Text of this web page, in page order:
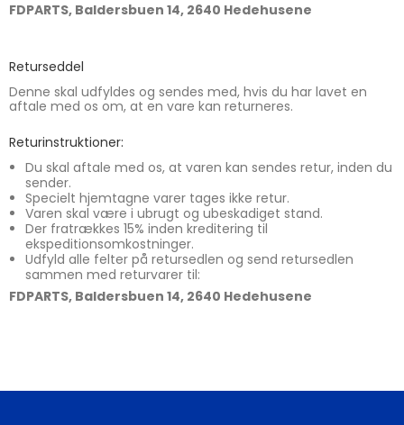
FDPARTS, Baldersbuen 14, 2640 Hedehusene
Returseddel
Denne skal udfyldes og sendes med, hvis du har lavet en
aftale med os om, at en vare kan returneres.
Returinstruktioner:
Du skal aftale med os, at varen kan sendes retur, inden du
sender.
Specielt hjemtagne varer tages ikke retur.
Varen skal være i ubrugt og ubeskadiget stand.
Der fratrækkes 15% inden kreditering til
ekspeditionsomkostninger.
Udfyld alle felter på retursedlen og send retursedlen
sammen med returvarer til:
FDPARTS, Baldersbuen 14, 2640 Hedehusene